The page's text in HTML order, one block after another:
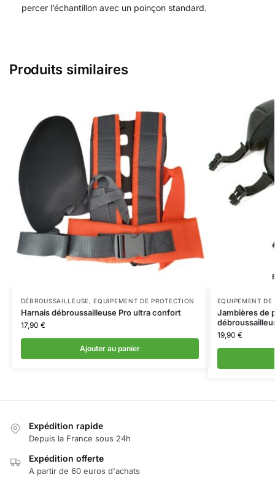
percer l’échantillon avec un poinçon standard.
Produits similaires
DÉBROUSSAILLEUSE,EQUIPEMENT DE PROTECTION
Harnais débroussailleuse Pro ultra confort
17,90 €
Ajouter au panier
EQUIPEMENT DE
Jambières de
19,90 €
Expédition rapide
Depuis la France sous 24h
Expédition offerte
A partir de 60 euros d'achats